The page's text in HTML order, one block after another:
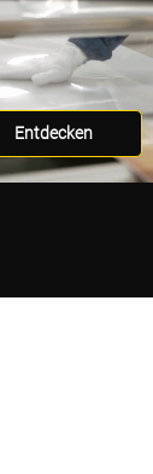
Entdecken